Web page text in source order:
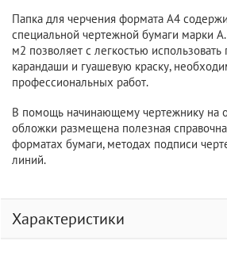
Папка для черчения формата А4
специальной чертежной бумаги марки
м2 позволяет с легкостью
карандаши и гуашевую краску,
профессиональных работ.
В помощь начинающему чертежнику на
обложки размещена полезная
форматах бумаги, методах подписи
линий.
Характеристики